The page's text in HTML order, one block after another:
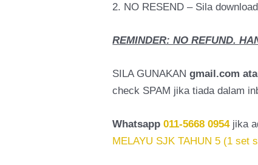
2. NO RESEND – Sila
REMINDER: NO REFUND.
SILA GUNAKAN gmail.com
check SPAM jika tiada dalam
Whatsapp011-5668 0954jika
MELAYU SJK TAHUN 5 (1 set